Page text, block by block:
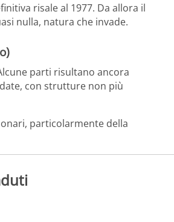
risale al 1977. Da allora il
nulla, natura che invade.
parti risultano ancora
con strutture non più
particolarmente della